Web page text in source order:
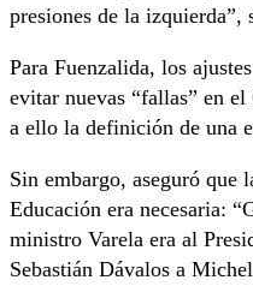
presiones de la izquierda”,
Para Fuenzalida, los
evitar nuevas “fallas” en
a ello la definición de una
Sin embargo, aseguró que
Educación era necesaria:
ministro Varela era al
Sebastián Dávalos a